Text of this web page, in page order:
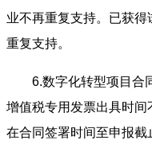
业不再重复支持。已获
重复支持。
6.数字化转型项目合
增值税专用发票出具时间
在合同签署时间至申报